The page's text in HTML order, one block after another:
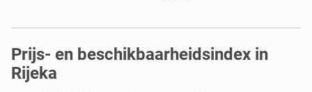
Prijs- en beschikbaarheidsindex in
Rijeka